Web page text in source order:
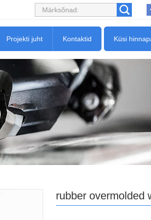
Küsi
Projekti juht Kontaktid
rubber overmolded